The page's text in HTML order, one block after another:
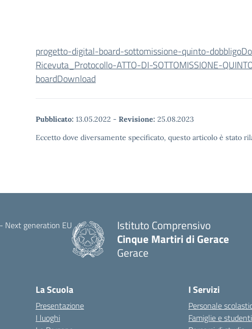
progetto-digital-board-sottomissione-quinto-dobbligo
Ricevuta_Protocollo-ATTO-DI-SOTTOMISSIONE-
boardDownload
Pubblicato: 13.05.2022 - Revisione: 25.08.2023
Eccetto dove diversamente specificato, questo articolo è stato
Istituto Comprensivo
Cinque Martiri di Gerace
Gerace
La Scuola
Presentazione
I luoghi
I Servizi
Personale
Famiglie e studenti